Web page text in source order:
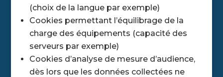
(choix de la langue par exemple)
Cookies permettant l’équilibrage de la
charge des équipements (capacité des
serveurs par exemple)
Cookies d’analyse de mesure d’audience,
dès lors que les données collectées ne